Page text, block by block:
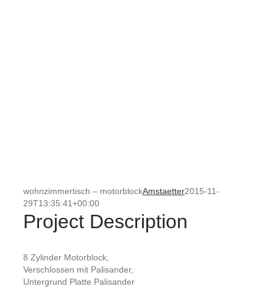
wohnzimmertisch – motorblockAmstaetter2015-11-
29T13:35:41+00:00
Project Description
8 Zylinder Motorblock,
Verschlossen mit Palisander,
Untergrund Platte Palisander